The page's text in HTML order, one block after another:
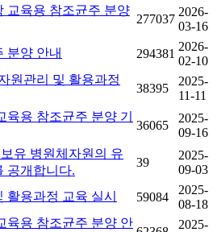
교육용 참조균주 분양
277037
2026-
03-16
분양 안내 294381
2026-
02-10
원관리 및 활용과정
38395
2025-
11-11
육용 참조균주 분양 기
36065
2025-
09-16
유 병원체자원의 유
공개합니다.
39
2025-
09-03
활용과정 교육 실시 59084
2025-
08-18
육용 참조균주 분양 안 2025-